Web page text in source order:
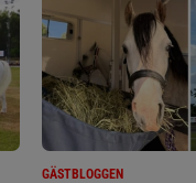
GÄSTBLOGGEN